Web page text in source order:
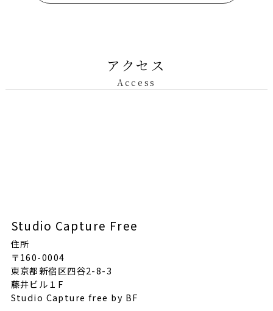
アクセス
Access
Studio Capture Free
住所
〒160-0004
東京都新宿区四谷2-8-3
藤井ビル１F
Studio Capture free by BF